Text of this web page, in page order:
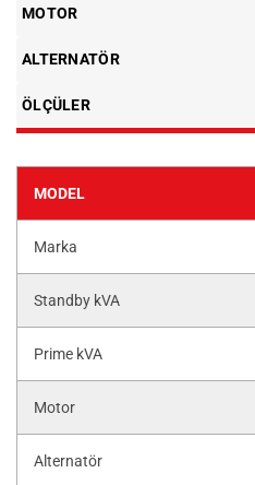
MOTOR
ALTERNATÖR
ÖLÇÜLER
MODEL
Marka
Standby kVA
Prime kVA
Motor
Alternatör